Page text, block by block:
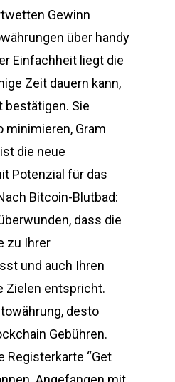
Gewinn
über handy
Einfachheit liegt die
Zeit dauern kann,
bestätigen. Sie
minimieren, Gram
die neue
Potenzial für das
Bitcoin-Blutbad:
dass die
zu Ihrer
und auch Ihren
Zielen entspricht.
desto
Gebühren.
Registerkarte “Get